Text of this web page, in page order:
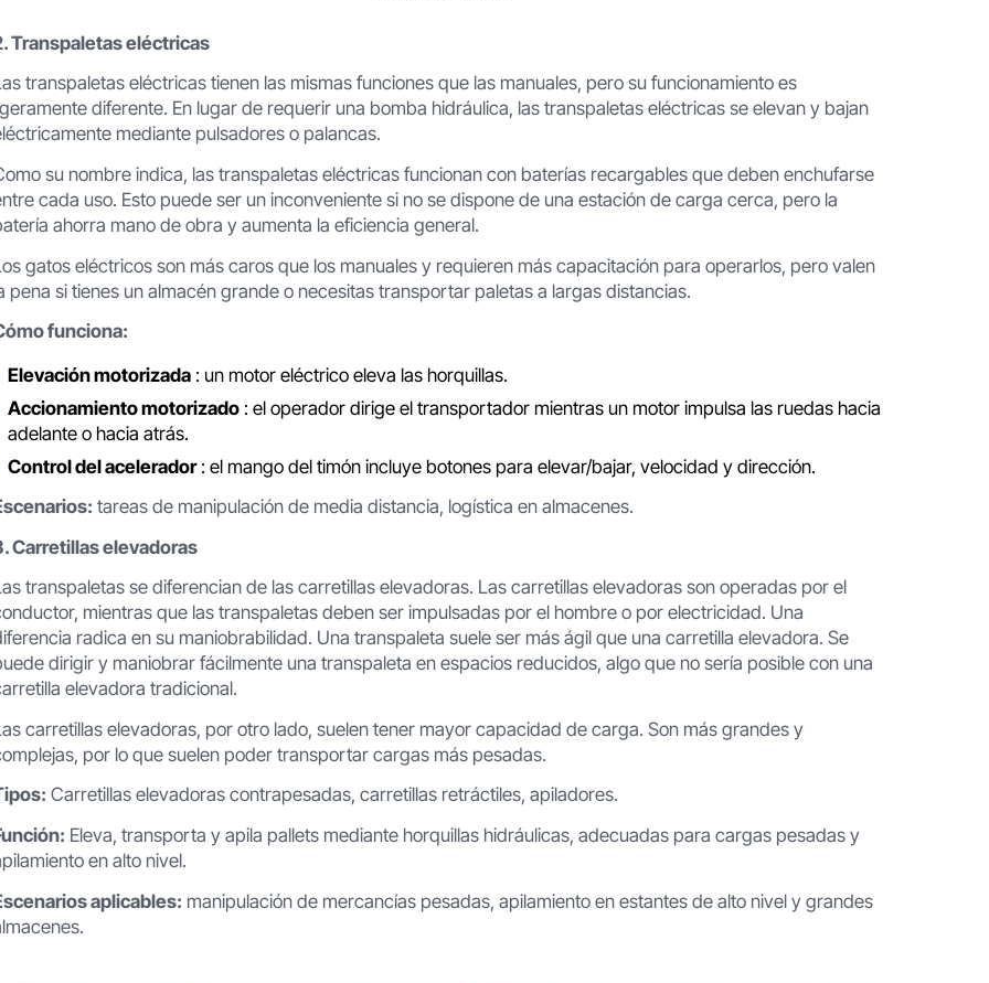
Transpaletas eléctricas
transpaletas eléctricas tienen las mismas funciones que las manuales, pero su funcionamiento es
diferente. En lugar de requerir una bomba hidráulica, las transpaletas eléctricas se elevan y bajan
mediante pulsadores o palancas.
su nombre indica, las transpaletas eléctricas funcionan con baterías recargables que deben enchufarse
cada uso. Esto puede ser un inconveniente si no se dispone de una estación de carga cerca, pero la
ahorra mano de obra y aumenta la eficiencia general.
gatos eléctricos son más caros que los manuales y requieren más capacitación para operarlos, pero valen
pena si tienes un almacén grande o necesitas transportar paletas a largas distancias.
funciona:
Elevación motorizada: un motor eléctrico eleva las horquillas.
Accionamiento motorizado: el operador dirige el transportador mientras un motor impulsa las ruedas hacia
adelante o hacia atrás.
Control del acelerador: el mango del timón incluye botones para elevar/bajar, velocidad y dirección.
tareas de manipulación de media distancia, logística en almacenes.
Carretillas elevadoras
transpaletas se diferencian de las carretillas elevadoras. Las carretillas elevadoras son operadas por el
mientras que las transpaletas deben ser impulsadas por el hombre o por electricidad. Una
radica en su maniobrabilidad. Una transpaleta suele ser más ágil que una carretilla elevadora. Se
dirigir y maniobrar fácilmente una transpaleta en espacios reducidos, algo que no sería posible con una
elevadora tradicional.
carretillas elevadoras, por otro lado, suelen tener mayor capacidad de carga. Son más grandes y
por lo que suelen poder transportar cargas más pesadas.
Carretillas elevadoras contrapesadas, carretillas retráctiles, apiladores.
Eleva, transporta y apila pallets mediante horquillas hidráulicas, adecuadas para cargas pesadas y
en alto nivel.
aplicables: manipulación de mercancías pesadas, apilamiento en estantes de alto nivel y grandes